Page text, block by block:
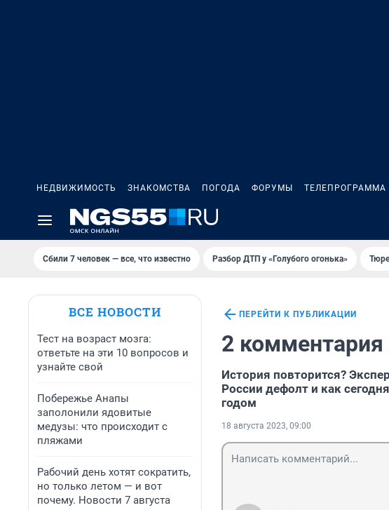
НЕДВИЖИМОСТЬ ЗНАКОМСТВА ПОГОДА ФОРУМЫ ТЕЛЕПРОГРАММА
Сбили 7 человек — все, что известно Разбор ДТП у «Голубого огонька»
ВСЕ НОВОСТИ
Тест на возраст мозга:
ответьте на эти 10 вопросов и
узнайте свой
Побережье Анапы
заполонили ядовитые
медузы: что происходит с
пляжами
Рабочий день хотят сократить,
но только летом — и вот
почему. Новости 7 августа
ПЕРЕЙТИ К ПУБЛИКАЦИИ
2 комментария
История повторится?
России дефолт и как
годом
18 августа 2023, 09:00